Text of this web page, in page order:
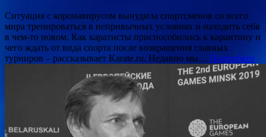
Ситуация с коронавирусом вынудила спортсменов со всего
мира тренироваться в непривычных условиях и находить себя
в чем-то новом. Как каратисты приспособились к карантину и
чего ждать от вида спорта после возвращения главных
турниров – рассказывает Karate.ru. Недавно мы… Подробнее